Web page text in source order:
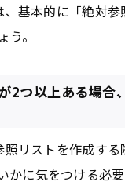
、基本的に「絶対
。
2つ以上ある場合
照リストを作成す
かに気をつける必